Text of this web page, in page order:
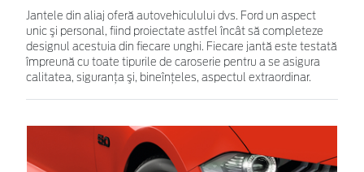
Jantele din aliaj oferă autovehiculului dvs. Ford un aspect
unic şi personal, fiind proiectate astfel încât să completeze
designul acestuia din fiecare unghi. Fiecare jantă este testată
împreună cu toate tipurile de caroserie pentru a se asigura
calitatea, siguranţa şi, bineînţeles, aspectul extraordinar.